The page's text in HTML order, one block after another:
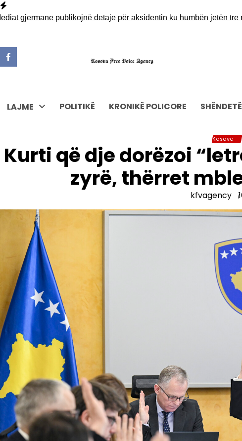
Skip
to
publikojnë detaje për aksidentin ku humbën jetën tre
LAJME POLITIKË KRONIKË POLICORE
Kosovë
Kurti që dje dorëzoi
zyrë, thërret
kfvagency